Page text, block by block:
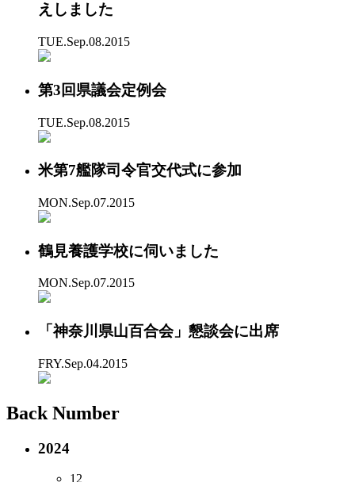
えしました
TUE.Sep.08.2015
第3回県議会定例会
TUE.Sep.08.2015
米第7艦隊司令官交代式に参加
MON.Sep.07.2015
鶴見養護学校に伺いました
MON.Sep.07.2015
「神奈川県山百合会」懇談会に出席
FRY.Sep.04.2015
Back Number
2024
12